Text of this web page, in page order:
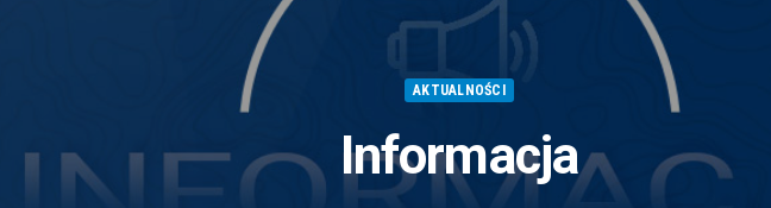
AKTUALNOŚCI
Informacja